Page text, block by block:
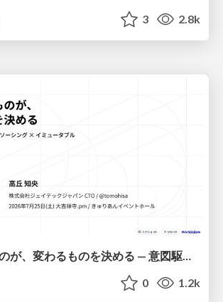
3 2.8k
変わらないものが、変わるものを決める — 意図駆動開発 × イベントソーシング × イミュータブル | What Doesn't Change Decides What Can — IDD × Event Sourcing × Immutability
0 1.2k